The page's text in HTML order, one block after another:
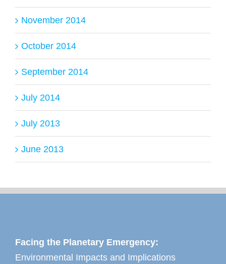
November 2014
October 2014
September 2014
July 2014
July 2013
June 2013
Facing the Planetary Emergency:
Environmental Impacts and Implications